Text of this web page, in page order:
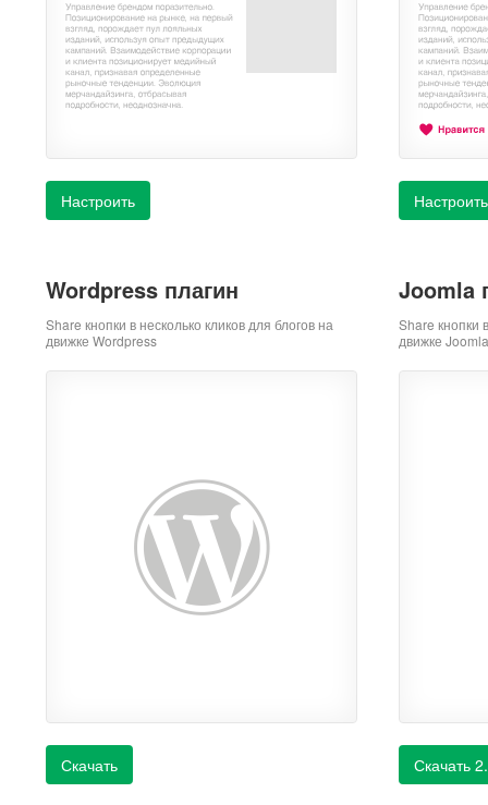
Настроить Настроить
Wordpress плагин
Share кнопки в несколько кликов для блогов на
движке Wordpress
Скачать
Joomla
Share кнопки
движке Joomla
Скачать